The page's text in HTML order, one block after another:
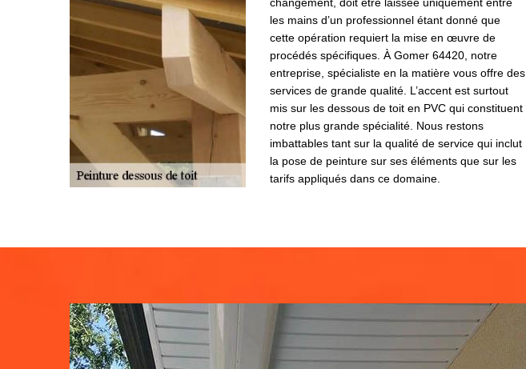
les mains d’un professionnel étant donné que
cette opération requiert la mise en œuvre de
procédés spécifiques. À Gomer 64420, notre
entreprise, spécialiste en la matière vous offre des
services de grande qualité. L’accent est surtout
mis sur les dessous de toit en PVC qui constituent
notre plus grande spécialité. Nous restons
imbattables tant sur la qualité de service qui inclut
la pose de peinture sur ses éléments que sur les
tarifs appliqués dans ce domaine.